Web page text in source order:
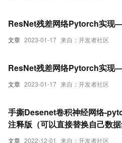
文章 2023-01-17 来自：开发者社区
ResNet残差网络Pytorch实
文章 2023-01-17 来自：开发者社区
ResNet残差网络Pytorch实现
文章 2022-12-01 来自：开发者社区
手撕Desenet卷积神经网络-
注释版（可以直接替换自己数
放置自己的数据集就能直接跑。